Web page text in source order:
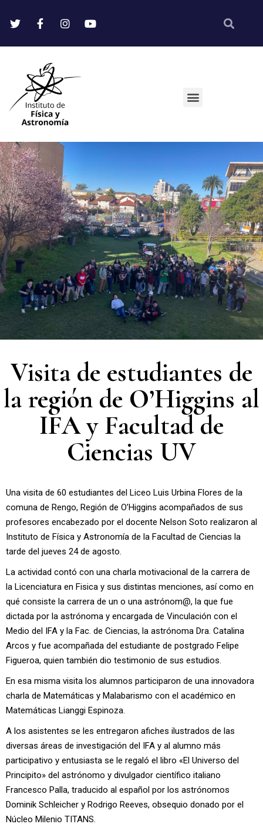
Visita de estudiantes de
la región de O’Higgins al
IFA y Facultad de
Ciencias UV
Una visita de 60 estudiantes del Liceo Luis Urbina Flores de la
comuna de Rengo, Región de O’Higgins acompañados de sus
profesores encabezado por el docente Nelson Soto realizaron al
Instituto de Física y Astronomía de la Facultad de Ciencias la
tarde del jueves 24 de agosto.
La actividad contó con una charla motivacional de la carrera de
la Licenciatura en Fisica y sus distintas menciones, así como en
qué consiste la carrera de un o una astrónom@, la que fue
dictada por la astrónoma y encargada de Vinculación con el
Medio del IFA y la Fac. de Ciencias, la astrónoma Dra. Catalina
Arcos y fue acompañada del estudiante de postgrado Felipe
Figueroa, quien también dio testimonio de sus estudios.
En esa misma visita los alumnos participaron de una innovadora
charla de Matemáticas y Malabarismo con el académico en
Matemáticas Lianggi Espinoza.
A los asistentes se les entregaron afiches ilustrados de las
diversas áreas de investigación del IFA y al alumno más
participativo y entusiasta se le regaló el libro «El Universo del
Principito» del astrónomo y divulgador científico italiano
Francesco Palla, traducido al español por los astrónomos
Dominik Schleicher y Rodrigo Reeves, obsequio donado por el
Núcleo Milenio TITANS.